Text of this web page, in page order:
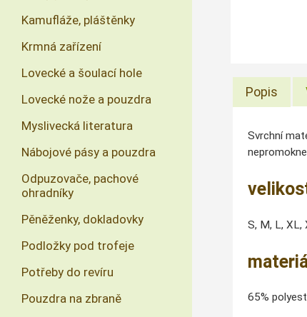
Popis
Svrchní
S, M, L, XL,
65%
Kamufláže, pláštěnky
Krmná zařízení
Lovecké a šoulací hole
Lovecké nože a pouzdra
Myslivecká literatura
Nábojové pásy a pouzdra
Odpuzovače, pachové
ohradníky
Pěněženky, dokladovky
Podložky pod trofeje
Potřeby do revíru
Pouzdra na zbraně